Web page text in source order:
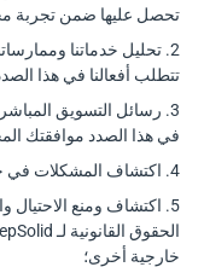
تحصل عليها ضمن تجربة
2. تحليل خدماتنا
تتطلب أفعالنا في هذا
3. رسائل التسويق
في هذا الصدد موافقتك
4. اكتشاف المشكلات في خدماتنا؛
5. اكتشاف ومنع الاحتيال
خارجية أخرى؛